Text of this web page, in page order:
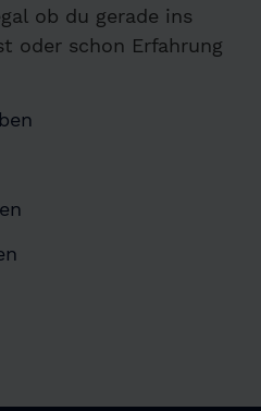
ob du gerade ins
oder schon Erfahrung